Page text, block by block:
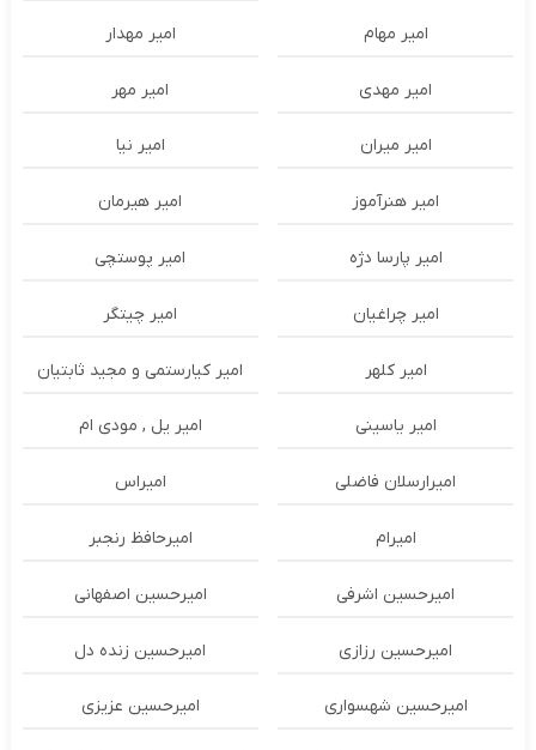
امیر مهام امیر مهدار
امیر مهدی امیر مهر
امیر میران امیر نیا
امیر هنرآموز امیر هیرمان
امیر پارسا دژه امیر پوستچی
امیر چراغیان امیر چیتگر
امیر کلهر امیر کیارستمی و مجید ثابتیان
امیر یاسینی امیر یل , مودی ام
امیرارسلان فاضلی امیراس
امیرام امیرحافظ رنجبر
امیرحسین اشرفی امیرحسین اصفهانی
امیرحسین رزازی امیرحسین زنده دل
امیرحسین شهسواری امیرحسین عزیزی